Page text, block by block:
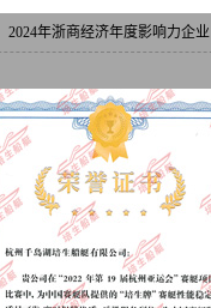
2024年浙商经济年度影响力企业